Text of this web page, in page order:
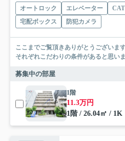
オートロック エレベーター
宅配ボックス
防犯カメラ
ここまでご覧頂きありがとうございます。 お部屋探しの際には、皆
それぞれこだわりの条件があると思い
募集中の部屋
1階
11.3万円
1階 / 26.04㎡ / 1K